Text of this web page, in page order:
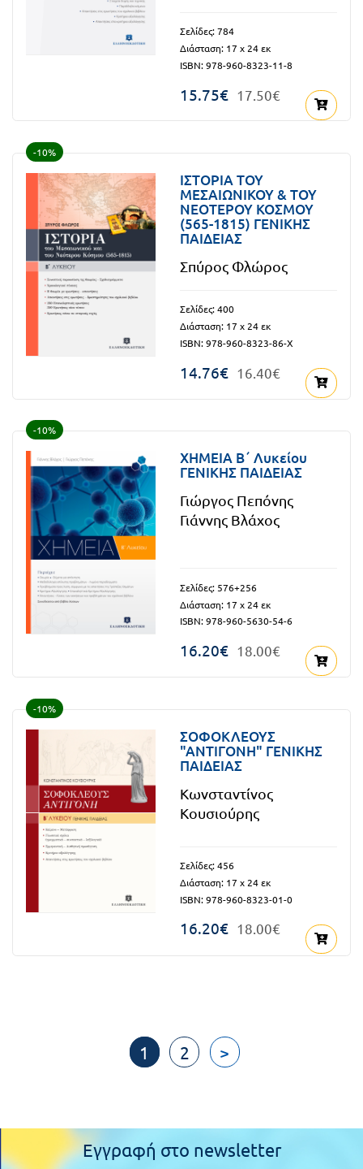
Μαθητικοί
Σελίδες: 784
Διάσταση: 17 x 24 εκ
ISBN: 978-960-8323-11-8
15.75€ 17.50€
-10%
ΙΣΤΟΡΙΑ ΤΟΥ
ΜΕΣΑΙΩΝΙΚΟΥ & ΤΟΥ
ΝΕΟΤΕΡΟΥ ΚΟΣΜΟΥ
(565-1815) ΓΕΝΙΚΗΣ
ΠΑΙΔΕΙΑΣ
Σπύρος Φλώρος
Σελίδες: 400
Διάσταση: 17 x 24 εκ
ISBN: 978-960-8323-86-Χ
14.76€ 16.40€
-10%
ΧΗΜΕΙΑ Β΄ Λυκείου
ΓΕΝΙΚΗΣ ΠΑΙΔΕΙΑΣ
Γιώργος Πεπόνης
Γιάννης Βλάχος
Σελίδες: 576+256
Διάσταση: 17 x 24 εκ
ISBN: 978-960-5630-54-6
16.20€ 18.00€
-10%
ΣΟΦΟΚΛΕΟΥΣ
"ΑΝΤΙΓΟΝΗ" ΓΕΝΙΚΗΣ
ΠΑΙΔΕΙΑΣ
Κωνσταντίνος
Κουσιούρης
Σελίδες: 456
Διάσταση: 17 x 24 εκ
ISBN: 978-960-8323-01-0
16.20€ 18.00€
1 2 >
Εγγραφή στο newsletter